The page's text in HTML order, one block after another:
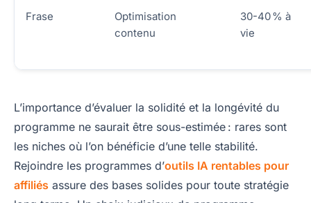
Frase
Optimisation
contenu
30-40 % à
vie
L’importance d’évaluer la solidité et la longévité du
programme ne saurait être sous-estimée : rares sont
les niches où l’on bénéficie d’une telle stabilité.
Rejoindre les programmes d’outils IA rentables pour
affiliés assure des bases solides pour toute stratégie